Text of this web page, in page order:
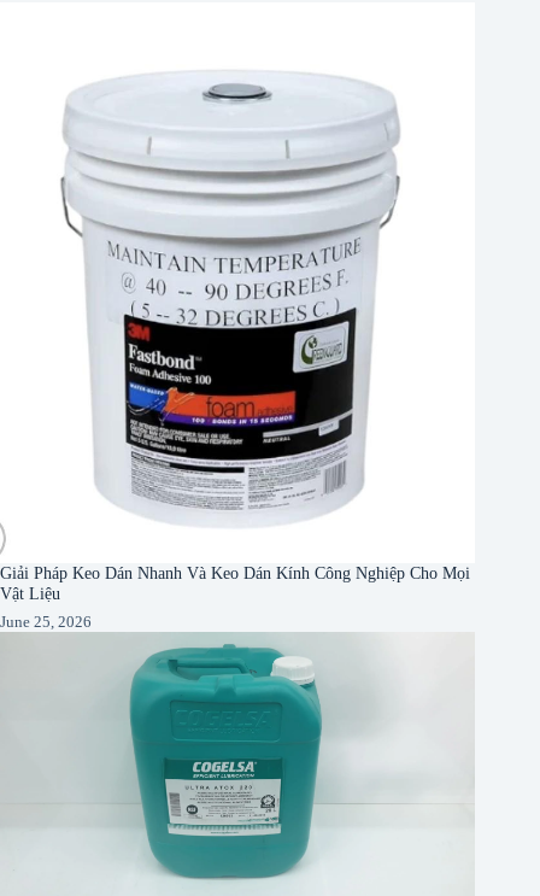
Giải Pháp Keo Dán Nhanh Và Keo Dán Kính Công Nghiệp Cho Mọi
Vật Liệu
June 25, 2026